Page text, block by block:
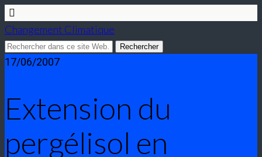
Changement Climatique
17/06/2007
Extension du
pergélisol en